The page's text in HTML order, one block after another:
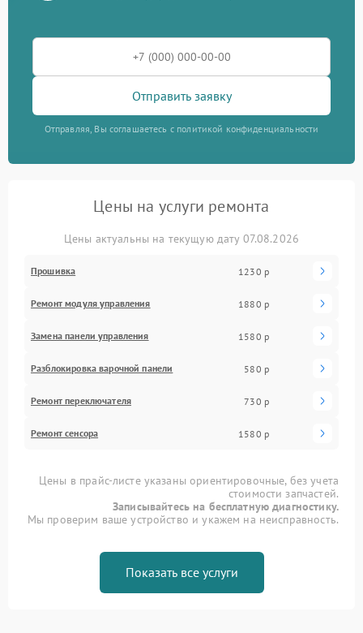
Отправить заявку
Отправляя, Вы соглашаетесь с политикой конфиденциальности
Цены на услуги ремонта
Цены актуальны на текущую дату 07.08.2026
Прошивка 1230 р
Ремонт модуля управления 1880 р
Замена панели управления 1580 р
Разблокировка варочной панели 580 р
Ремонт переключателя 730 р
Ремонт сенсора 1580 р
Цены в прайс-листе указаны ориентировочные, без учета
стоимости запчастей.
Записывайтесь на бесплатную диагностику.
Мы проверим ваше устройство и укажем на неисправность.
Показать все услуги